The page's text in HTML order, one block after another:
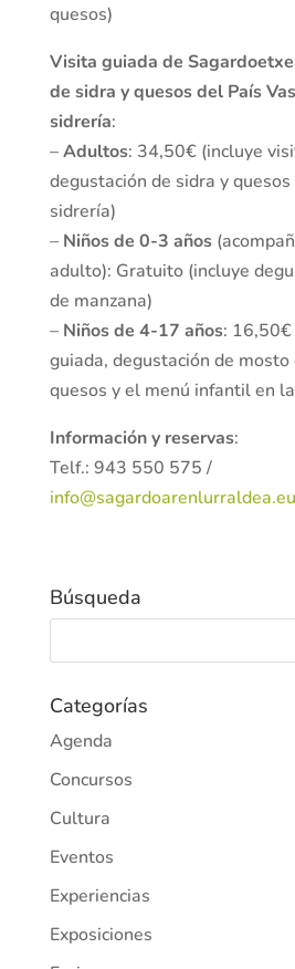
quesos)
Visita guiada de
de sidra y quesos del País
sidrería:
–Adultos: 34,50€ (incluye
degustación de sidra y
sidrería)
– Niños de 0-3 años
adulto): Gratuito (incluye
de manzana)
– Niños de 4-17 años: 16,50€
guiada, degustación de mosto
quesos y el menú infantil en
Información y reservas:
Telf.: 943 550 575 /
Búsqueda
Categorías
Agenda
Concursos
Cultura
Eventos
Experiencias
Exposiciones